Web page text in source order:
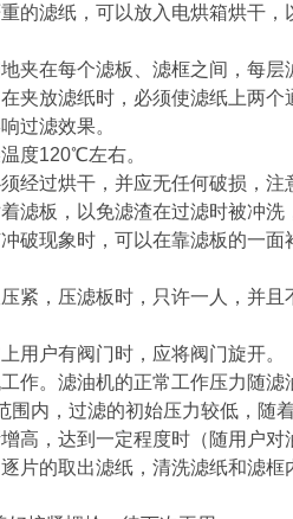
的滤纸，可以放入电烘箱烘干，
夹在每个滤板、滤框之间，每层
夹放滤纸时，必须使滤纸上两
过滤效果。
度120℃左右。
经过烘干，并应无任何破损，注
滤板，以免滤渣在过滤时被冲洗
破现象时，可以在靠滤板的一面
紧，压滤板时，只许一人，并且
用户有阀门时，应将阀门旋开。
作。滤油机的正常工作压力随滤
围内，过滤的初始压力较低，随
高，达到一定程度时（随用户对
片的取出滤纸，清洗滤纸和滤